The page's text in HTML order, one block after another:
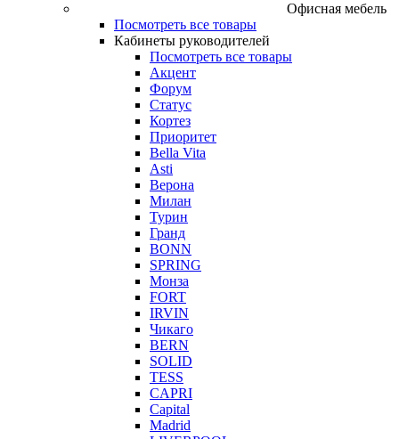
Офисная мебель
Посмотреть все товары
Кабинеты руководителей
Посмотреть все товары
Акцент
Форум
Статус
Кортез
Приоритет
Bella Vita
Asti
Верона
Милан
Турин
Гранд
BONN
SPRING
Монза
FORT
IRVIN
Чикаго
BERN
SOLID
TESS
CAPRI
Capital
Madrid